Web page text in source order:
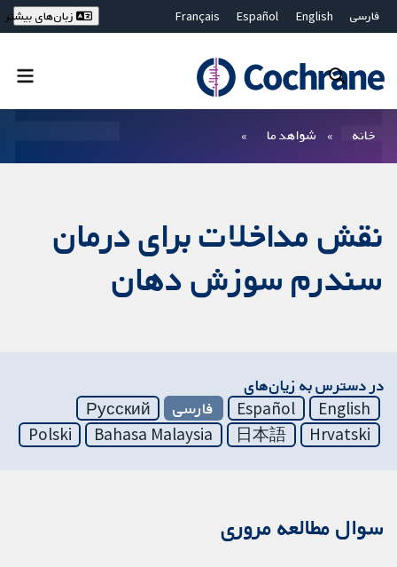
فارسی English
Español
Français
Bahasa Malaysia
ไทย
繁體中文
زبان‌های بیشتر
خانه شواهد ما
نقش مداخلات برای درمان
سندرم سوزش دهان
در دسترس به زیان‌های
English
Español فارسی
Русский
Hrvatski
日本語
Bahasa Malaysia
Polski
سوال مطالعه مروری